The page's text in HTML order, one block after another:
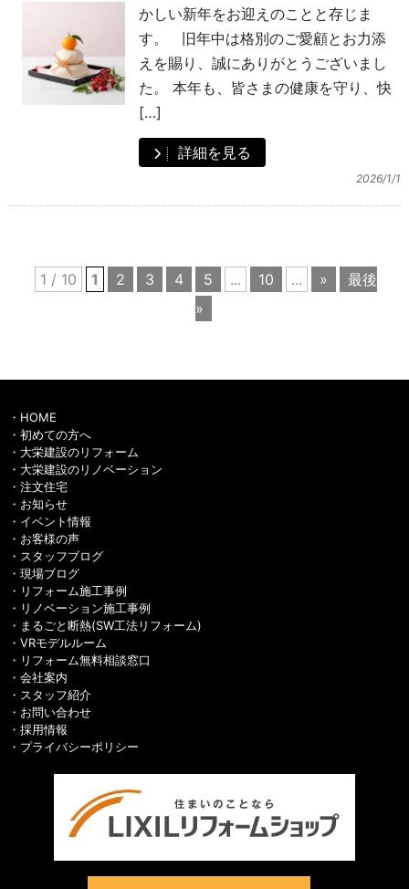
かしい新年をお迎えのことと存じま
す。 旧年中は格別のご愛顧とお力添
えを賜り、誠にありがとうございまし
た。 本年も、皆さまの健康を守り、快
[…]
詳細を見る
2026/1/1
1 / 10 1 2 3 4 5 ... 10 ... »
最後
»
HOME
初めての方へ
大栄建設のリフォーム
大栄建設のリノベーション
注文住宅
お知らせ
イベント情報
お客様の声
スタッフブログ
現場ブログ
リフォーム施工事例
リノベーション施工事例
まるごと断熱(SW工法リフォーム)
VRモデルルーム
リフォーム無料相談窓口
会社案内
スタッフ紹介
お問い合わせ
採用情報
プライバシーポリシー